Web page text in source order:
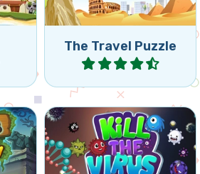
The Travel Puzzle
Jugar
Mata los virus antes de que
lleguen al rayo.